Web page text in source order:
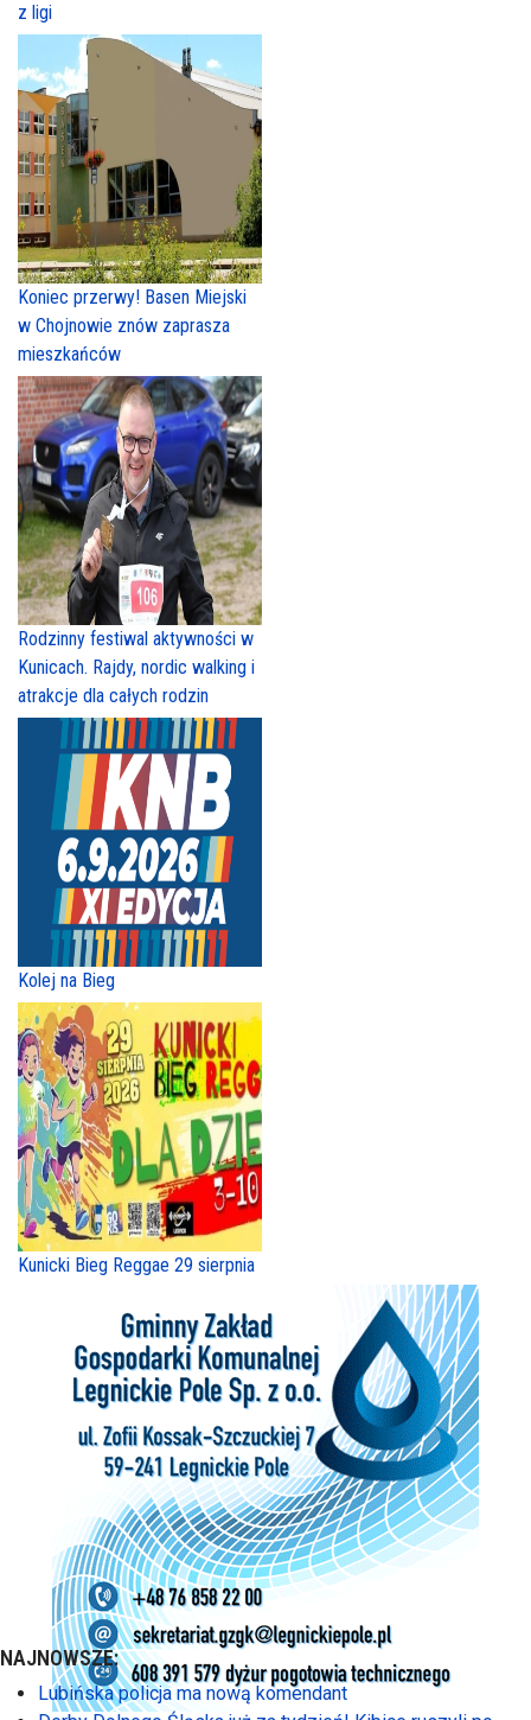
z ligi
Koniec przerwy! Basen Miejski
w Chojnowie znów zaprasza
mieszkańców
Rodzinny festiwal aktywności w
Kunicach. Rajdy, nordic walking i
atrakcje dla całych rodzin
Kolej na Bieg
Kunicki Bieg Reggae 29 sierpnia
NAJNOWSZE:
Lubińska policja ma nową komendant